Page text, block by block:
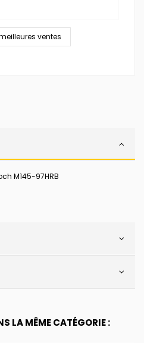
ventes
M145-97HRB
LA MÊME CATÉGORIE :